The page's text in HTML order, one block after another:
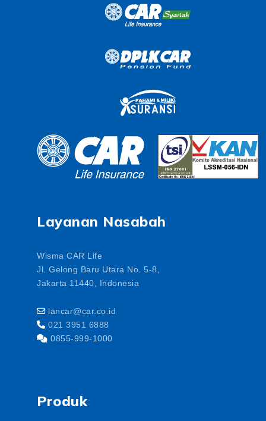
Layanan Nasabah
Wisma CAR Life
Jl. Gelong Baru Utara No. 5-8,
Jakarta 11440, Indonesia
lancar@car.co.id
021 3951 6888
0855-999-1000
Produk